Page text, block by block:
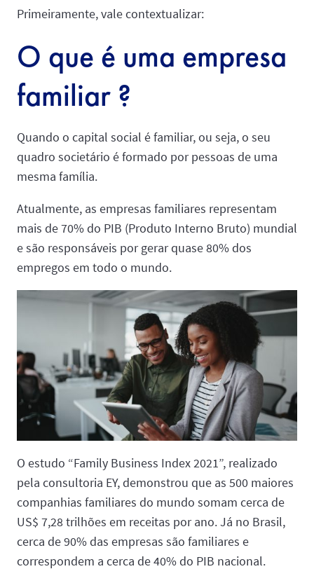
Primeiramente, vale contextualizar:
O que é uma empresa
familiar ?
Quando o capital social é familiar, ou seja, o seu
quadro societário é formado por pessoas de uma
mesma família.
Atualmente, as empresas familiares representam
mais de 70% do PIB (Produto Interno Bruto) mundial
e são responsáveis por gerar quase 80% dos
empregos em todo o mundo.
O estudo “Family Business Index 2021”, realizado
pela consultoria EY, demonstrou que as 500 maiores
companhias familiares do mundo somam cerca de
US$ 7,28 trilhões em receitas por ano. Já no Brasil,
cerca de 90% das empresas são familiares e
correspondem a cerca de 40% do PIB nacional.